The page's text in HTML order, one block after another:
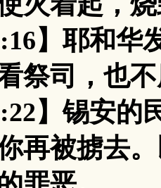
耶和华发
祭司，也
锡安的民
再被掳去